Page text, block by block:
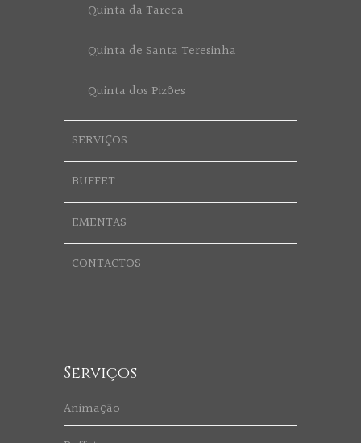
Quinta da Tareca
Quinta de Santa Teresinha
Quinta dos Pizões
SERVIÇOS
BUFFET
EMENTAS
CONTACTOS
Serviços
Animação